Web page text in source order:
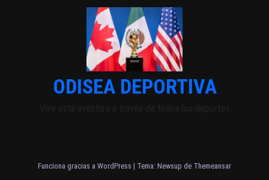
ODISEA DEPORTIVA
Vive esta aventura a través de todos los deportes
Funciona gracias a WordPress | Tema: Newsup de Themeansar